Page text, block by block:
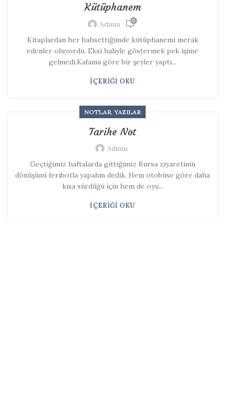
Kütüphanem
Admin 0
Kitaplardan her bahsettiğimde kütüphanemi merak
edenler oluyordu. Eksi haliyle göstermek pek işime
gelmedi.Kafama göre bir şeyler yaptı...
İÇERIĞI OKU
NOTLAR,YAZILAR
Tarihe Not
Admin
Geçtiğimiz haftalarda gittiğimiz Bursa ziyaretinin
dönüşünü feribotla yapalım dedik. Hem otobüse göre daha
kısa sürdüğü için hem de oyu...
İÇERIĞI OKU